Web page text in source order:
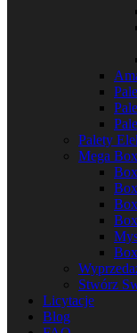
Palety
Mega
Stwórz
Licytacje
Blog